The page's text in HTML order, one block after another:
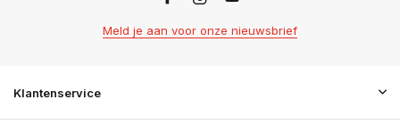
Meld je aan voor onze nieuwsbrief
Klantenservice